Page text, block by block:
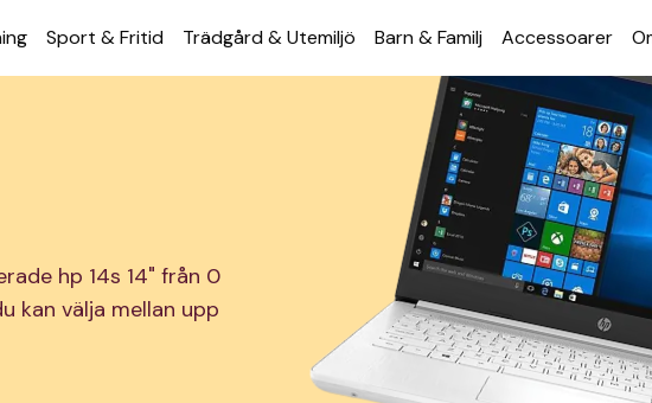
Sport & Fritid Trädgård & Utemiljö Barn & Familj Acces­soarer
hp 14s 14" från 0
kan välja mellan upp